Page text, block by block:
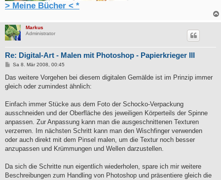
> Meine Bücher < *
Markus
Administrator
Re: Digital-Art - Malen mit Photoshop - Papierkrieger III
B
i
r
Sa 8. Mär 2008, 00:45
Das weitere Vorgehen bei diesem digitalen Gemälde ist im Prinzip immer
gleich oder zumindest ähnlich:
Einfach immer Stücke aus dem Foto der Schocko-Verpackung
ausschneiden und der Oberfläche des jeweiligen Körperteils der Spinne
anpassen. Zur Anpassung kann man die ausgeschnittenen Texturen
verzerren. Im nächsten Schritt kann man den Wischfinger verwenden
oder auch direkt mit dem Pinsel malen, um die Textur noch besser
anzupassen und Krümmungen und Wellen darzustellen.
Da sich die Schritte nun eigentlich wiederholen, spare ich mir weitere
Beschreibungen zum Handling von Photoshop und präsentiere gleich die